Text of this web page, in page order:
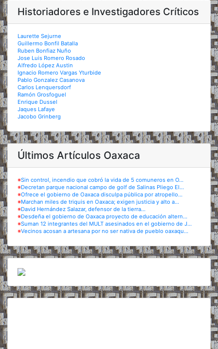
Historiadores e Investigadores Críticos
Laurette Sejurne
Guillermo Bonfil Batalla
Ruben Bonfiaz Nuño
Jose Luis Romero Rosado
Alfredo López Austin
Ignacio Romero Vargas Yturbide
Pablo Gonzalez Casanova
Carlos Lenquersdorf
Ramón Grosfoguel
Enrique Dussel
Jaques Lafaye
Jacobo Grinberg
Últimos Artículos Oaxaca
※Sin control, incendio que cobró la vida de 5 comuneros en O...
※Decretan parque nacional campo de golf de Salinas Pliego El...
※Ofrece el gobierno de Oaxaca disculpa pública por atropello...
※Marchan miles de triquis en Oaxaca; exigen justicia y alto a...
※David Hernández Salazar, defensor de la tierra...
※Desdeña el gobierno de Oaxaca proyecto de educación altern...
※Suman 12 integrantes del MULT asesinados en el gobierno de J...
※Vecinos acosan a artesana por no ser nativa de pueblo oaxaqu...